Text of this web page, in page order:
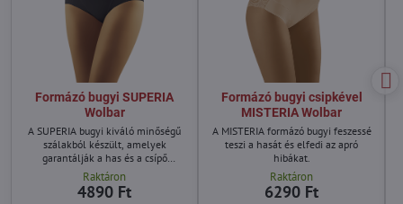
Formázó bugyi SUPERIA
Wolbar
A SUPERIA bugyi kiváló minőségű
szálakból készült, amelyek
garantálják a has és a csípő
tökéletes karcsúsítását.
Raktáron
4890 Ft
Formázó bugyi csipkével
MISTERIA Wolbar
A MISTERIA formázó bugyi feszessé
teszi a hasát és elfedi az apró
hibákat.
Raktáron
6290 Ft